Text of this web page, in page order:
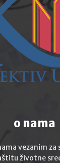
o nama
vezanim
životne